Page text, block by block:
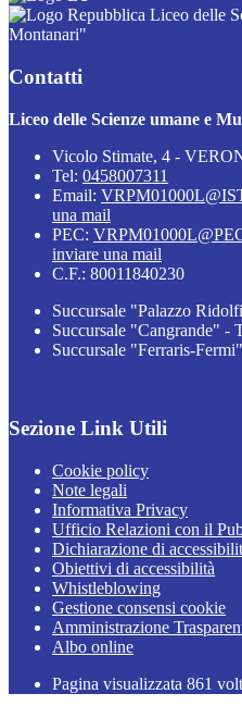
Liceo delle
Montanari"
Contatti
Liceo delle Scienze umane e
Vicolo Stimate, 4 -
Tel: 0458007311
Email:
una mail
PEC:
inviare una mail
C.F.: 80011840230
Succursale "Palazzo
Succursale "Cangrande" -
Succursale "Ferraris-
Sezione Link Utili
Cookie policy
Note legali
Informativa Privacy
Ufficio Relazioni con il
Dichiarazione di
Obiettivi di accessibilità
Whistleblowing
Gestione consensi cookie
Amministrazione
Albo online
Pagina visualizzata 861